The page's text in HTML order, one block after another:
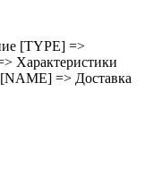
[TYPE] =>
Характеристики
=> Доставка